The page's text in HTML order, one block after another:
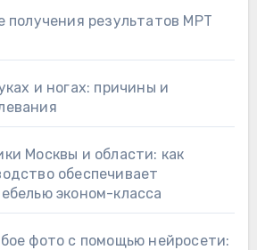
получения результатов МРТ
и ногах: причины и
Москвы и области: как
обеспечивает
эконом-класса
фото с помощью нейросети: